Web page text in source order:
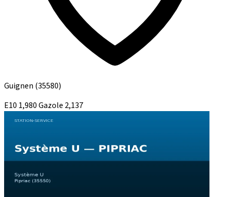
Guignen (35580)
E10 1,980Gazole 2,137